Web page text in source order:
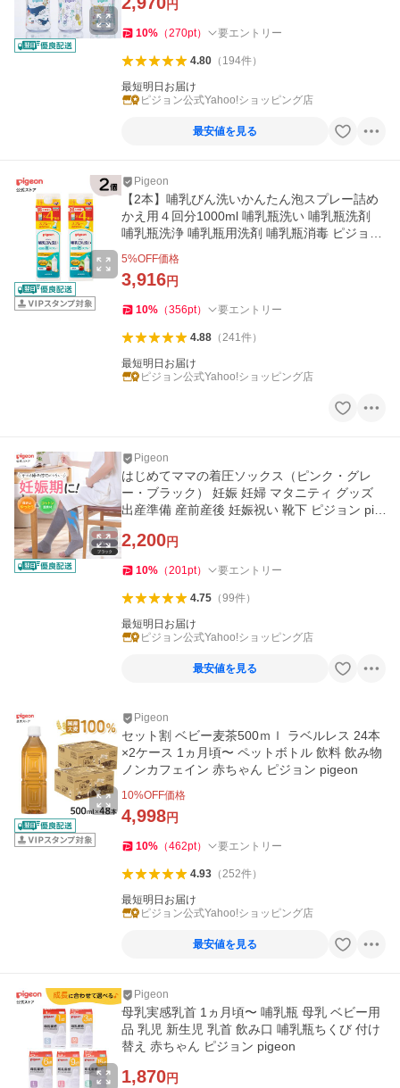
円
10% （270pt） 要エントリー
4.80（ 194件）
最短明日お届け
ピジョン公式Yahoo!ショッピング店
最安値を見る
Pigeon
【2本】哺乳びん洗いかんたん泡スプレー詰め
かえ用４回分1000ml 哺乳瓶洗い 哺乳瓶洗剤
哺乳瓶洗浄 哺乳瓶用洗剤 哺乳瓶消毒 ピジョン
5%OFF価格
3,916円
10% （356pt） 要エントリー
4.88（241件）
最短明日お届け
ピジョン公式Yahoo!ショッピング店
Pigeon
はじめてママの着圧ソックス（ピンク・グレ
ー・ブラック） 妊娠 妊婦 マタニティ グッズ
出産準備 産前産後 妊娠祝い 靴下 ピジョン pig
2,200円
10% （201pt） 要エントリー
4.75（99件）
最短明日お届け
ピジョン公式Yahoo!ショッピング店
最安値を見る
Pigeon
セット割 ベビー麦茶500ｍｌ ラベルレス 24本
×2ケース 1ヵ月頃〜 ペットボトル 飲料 飲み物
ノンカフェイン 赤ちゃん ピジョン pigeon
10%OFF価格
4,998円
10% （462pt） 要エントリー
4.93（252件）
最短明日お届け
ピジョン公式Yahoo!ショッピング店
最安値を見る
Pigeon
母乳実感乳首 1ヵ月頃〜 哺乳瓶 母乳 ベビー用
品 乳児 新生児 乳首 飲み口 哺乳瓶ちくび 付け
替え 赤ちゃん ピジョン pigeon
1,870円